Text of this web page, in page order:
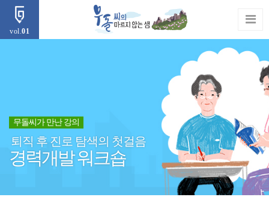
vol.01
무돌씨가 만난 강의
퇴직 후 진로 탐색의 첫걸음
경력개발 워크숍